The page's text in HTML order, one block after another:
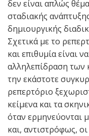
δεν είναι απλώς
σταδιακής
δημιουργικής
Σχετικά με το
και επιθυμία είναι
αλληλεπίδραση των
την εκάστοτε
ρεπερτόριο
κείμενα και τα
όταν ερμηνεύονται
και, αντιστρόφως,